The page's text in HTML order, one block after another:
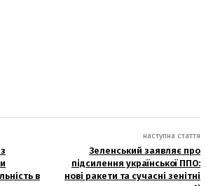
в
наступна стаття
Зеленський заявляє про
підсилення української ППО:
нові ракети та сучасні зенітні